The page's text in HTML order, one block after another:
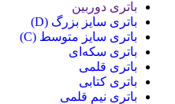
باتری دوربین
باتری سایز بزرگ (D)
باتری سایز متوسط (C)
باتری سکه‌ای
باتری قلمی
باتری کتابی
باتری نیم قلمی